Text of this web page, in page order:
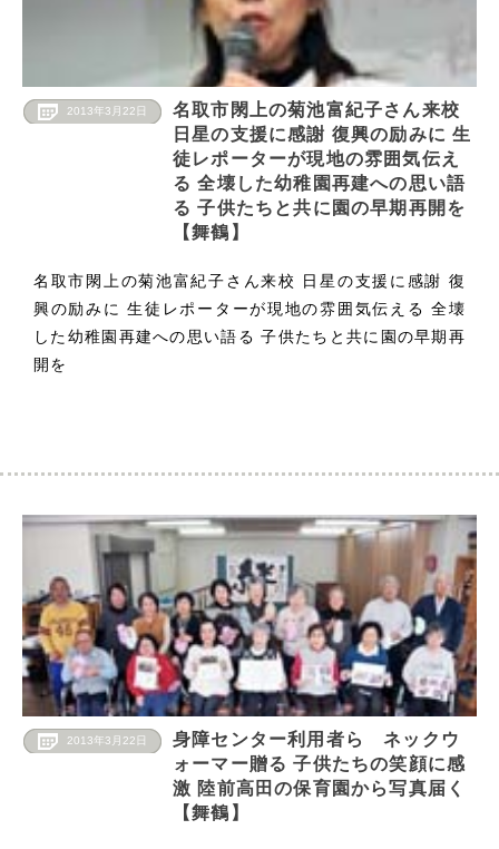
2013年3月22日
名取市閖上の菊池富紀子さん来校
日星の支援に感謝 復興の励みに 生
徒レポーターが現地の雰囲気伝え
る 全壊した幼稚園再建への思い語
る 子供たちと共に園の早期再開を
【舞鶴】
名取市閖上の菊池富紀子さん来校 日星の支援に感謝 復
興の励みに 生徒レポーターが現地の雰囲気伝える 全壊
した幼稚園再建への思い語る 子供たちと共に園の早期再
開を
2013年3月22日
身障センター利用者ら ネックウ
ォーマー贈る 子供たちの笑顔に感
激 陸前高田の保育園から写真届く
【舞鶴】